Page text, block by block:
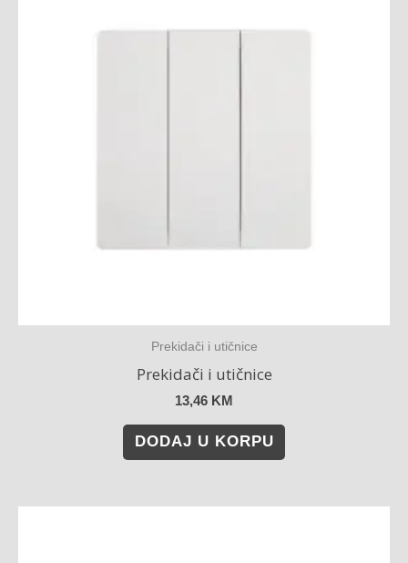
Prekidači i utičnice
Prekidači i utičnice
13,46 KM
DODAJ U KORPU